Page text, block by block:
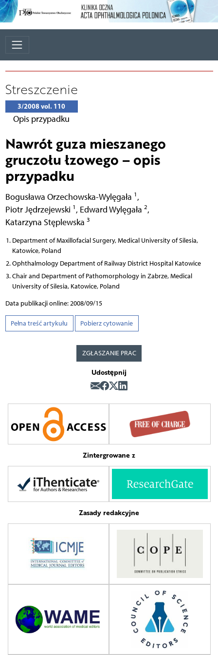
Streszczenie
3/2008 vol. 110
Opis przypadku
Nawrót guza mieszanego
gruczołu łzowego – opis
przypadku
Bogusława Orzechowska-Wylęgała 1 ,
Piotr Jędrzejewski 1 , Edward Wylęgała 2,
Katarzyna Stęplewska 3
Department of Maxillofacial Surgery, Medical University of Silesia,
Katowice, Poland
Ophthalmology Department of Railway District Hospital Katowice
Chair and Department of Pathomorphology in Zabrze, Medical
University of Silesia, Katowice, Poland
Data publikacji online: 2008/09/15
Pełna treść artykułu Pobierz cytowanie
ZGŁASZANIE PRAC
Udostępnij
Zintergrowane z
Zasady redakcyjne